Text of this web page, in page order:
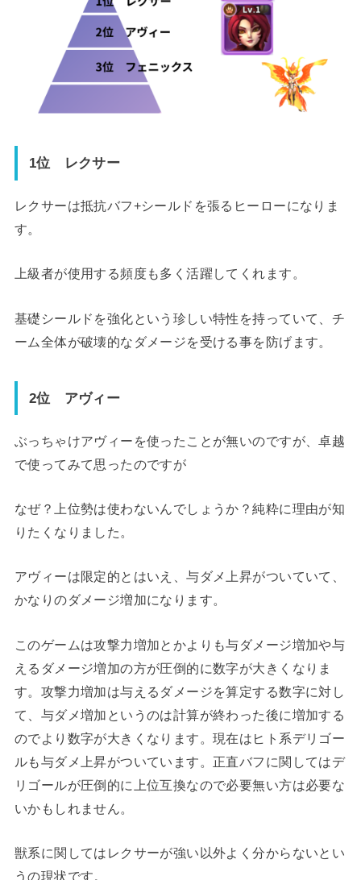
1位 レクサー
レクサーは抵抗バフ+シールドを張るヒーローになりま
す。
上級者が使用する頻度も多く活躍してくれます。
基礎シールドを強化という珍しい特性を持っていて、チ
ーム全体が破壊的なダメージを受ける事を防げます。
2位 アヴィー
ぶっちゃけアヴィーを使ったことが無いのですが、卓越
で使ってみて思ったのですが
なぜ？上位勢は使わないんでしょうか？純粋に理由が知
りたくなりました。
アヴィーは限定的とはいえ、与ダメ上昇がついていて、
かなりのダメージ増加になります。
このゲームは攻撃力増加とかよりも与ダメージ増加や与
えるダメージ増加の方が圧倒的に数字が大きくなりま
す。攻撃力増加は与えるダメージを算定する数字に対し
て、与ダメ増加というのは計算が終わった後に増加する
のでより数字が大きくなります。現在はヒト系デリゴー
ルも与ダメ上昇がついています。正直バフに関してはデ
リゴールが圧倒的に上位互換なので必要無い方は必要な
いかもしれません。
獣系に関してはレクサーが強い以外よく分からないとい
うの現状です。